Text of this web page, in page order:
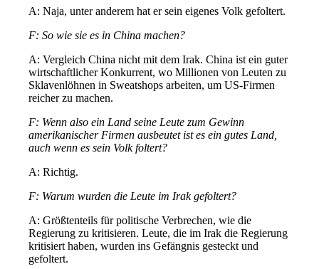
A: Naja, unter anderem hat er sein eigenes Volk gefoltert.
F: So wie sie es in China machen?
A: Vergleich China nicht mit dem Irak. China ist ein guter
wirtschaftlicher Konkurrent, wo Millionen von Leuten zu
Sklavenlöhnen in Sweatshops arbeiten, um US-Firmen
reicher zu machen.
F: Wenn also ein Land seine Leute zum Gewinn
amerikanischer Firmen ausbeutet ist es ein gutes Land,
auch wenn es sein Volk foltert?
A: Richtig.
F: Warum wurden die Leute im Irak gefoltert?
A: Größtenteils für politische Verbrechen, wie die
Regierung zu kritisieren. Leute, die im Irak die Regierung
kritisiert haben, wurden ins Gefängnis gesteckt und
gefoltert.